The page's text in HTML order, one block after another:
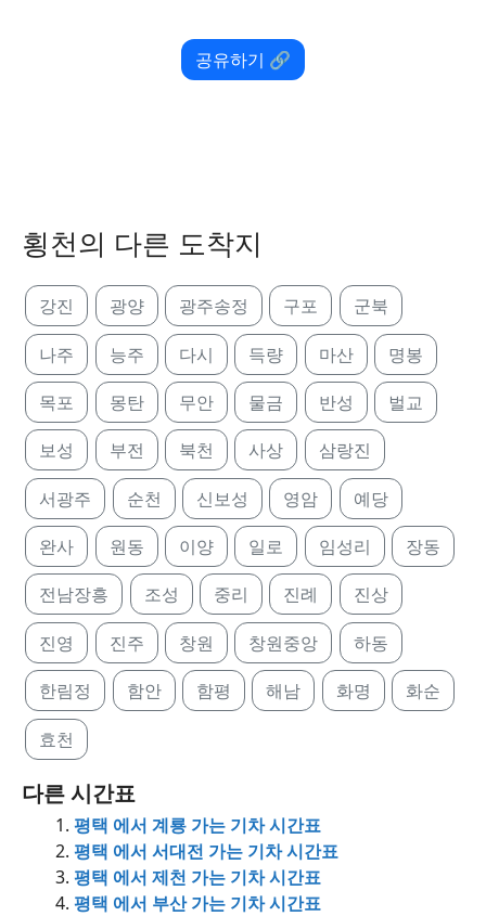
공유하기 🔗
횡천의 다른 도착지
강진 광양 광주송정 구포 군북
나주 능주 다시 득량 마산 명봉
목포 몽탄 무안 물금 반성 벌교
보성 부전 북천 사상 삼랑진
서광주 순천 신보성 영암 예당
완사 원동 이양 일로 임성리 장동
전남장흥 조성 중리 진례 진상
진영 진주 창원 창원중앙 하동
한림정 함안 함평 해남 화명 화순
효천
다른 시간표
평택 에서 계룡 가는 기차 시간표
평택 에서 서대전 가는 기차 시간표
평택 에서 제천 가는 기차 시간표
평택 에서 부산 가는 기차 시간표